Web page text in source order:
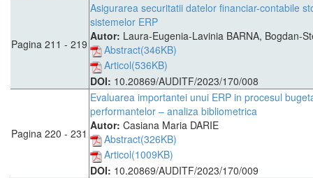
Pagina 211 - 219
Asigurarea securitatii datelor financiar-contabile
sistemelor ERP
Autor: Laura-Eugenia-Lavinia BARNA, Bogdan-
Abstract(346KB)
Articol(536KB)
DOI: 10.20869/AUDITF/2023/170/008
Pagina 220 - 231
Evaluarea importantei unui ERP in procesul
performantelor – analiza bibliometrica
Autor: Casiana Maria DARIE
Abstract(326KB)
Articol(1009KB)
DOI: 10.20869/AUDITF/2023/170/009